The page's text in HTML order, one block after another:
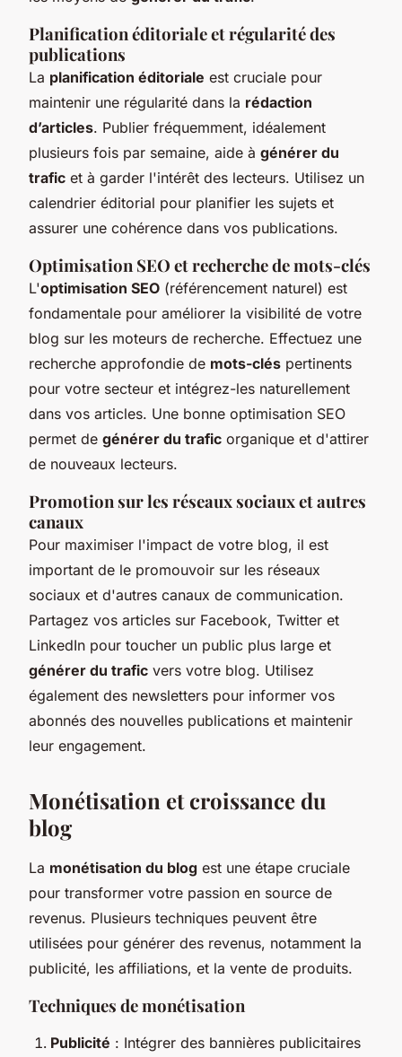
Planification éditoriale et régularité des
publications
La planification éditoriale est cruciale pour
maintenir une régularité dans la rédaction
d’articles. Publier fréquemment, idéalement
plusieurs fois par semaine, aide à générer du
trafic et à garder l'intérêt des lecteurs. Utilisez un
calendrier éditorial pour planifier les sujets et
assurer une cohérence dans vos publications.
Optimisation SEO et recherche de mots-clés
L'optimisation SEO (référencement naturel) est
fondamentale pour améliorer la visibilité de votre
blog sur les moteurs de recherche. Effectuez une
recherche approfondie de mots-clés pertinents
pour votre secteur et intégrez-les naturellement
dans vos articles. Une bonne optimisation SEO
permet de générer du trafic organique et d'attirer
de nouveaux lecteurs.
Promotion sur les réseaux sociaux et autres
canaux
Pour maximiser l'impact de votre blog, il est
important de le promouvoir sur les réseaux
sociaux et d'autres canaux de communication.
Partagez vos articles sur Facebook, Twitter et
LinkedIn pour toucher un public plus large et
générer du trafic vers votre blog. Utilisez
également des newsletters pour informer vos
abonnés des nouvelles publications et maintenir
leur engagement.
Monétisation et croissance du
blog
La monétisation du blog est une étape cruciale
pour transformer votre passion en source de
revenus. Plusieurs techniques peuvent être
utilisées pour générer des revenus, notamment la
publicité, les affiliations, et la vente de produits.
Techniques de monétisation
Publicité : Intégrer des bannières publicitaires